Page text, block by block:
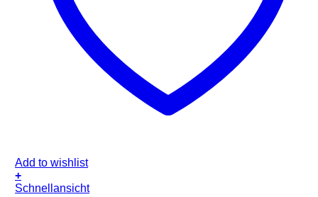
Add to wishlist
+
Schnellansicht